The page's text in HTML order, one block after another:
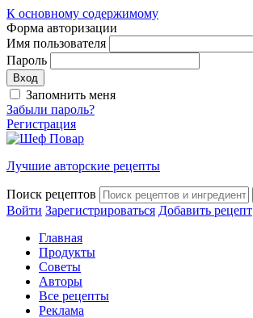
К основному содержимому
Форма авторизации
Имя пользователя
Пароль
Запомнить меня
Забыли пароль?
Регистрация
Лучшие авторские рецепты
Поиск рецептов
Войти Зарегистрироваться Добавить рецепт
Главная
Продукты
Советы
Авторы
Все рецепты
Реклама